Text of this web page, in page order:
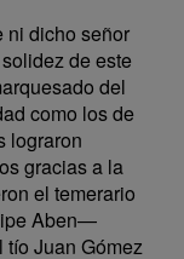
ni dicho señor
de este
del
como los de
lograron
gracias a la
el temerario
Aben—
tío Juan Gómez